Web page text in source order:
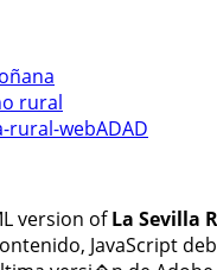
version ofLa Sevilla
JavaScript